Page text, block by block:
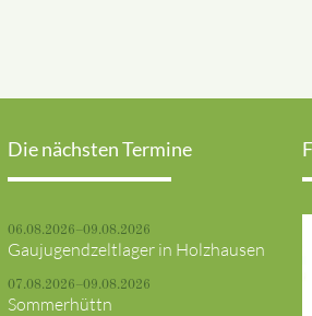
Die nächsten Termine
06.08.2026–09.08.2026
Gaujugendzeltlager in Holzhausen
07.08.2026–09.08.2026
Sommerhüttn